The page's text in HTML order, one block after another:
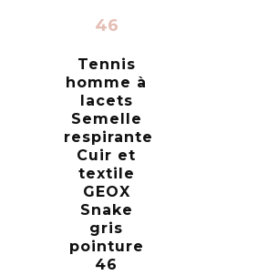
46
Tennis
homme à
lacets
Semelle
respirante
Cuir et
textile
GEOX
Snake
gris
pointure
46